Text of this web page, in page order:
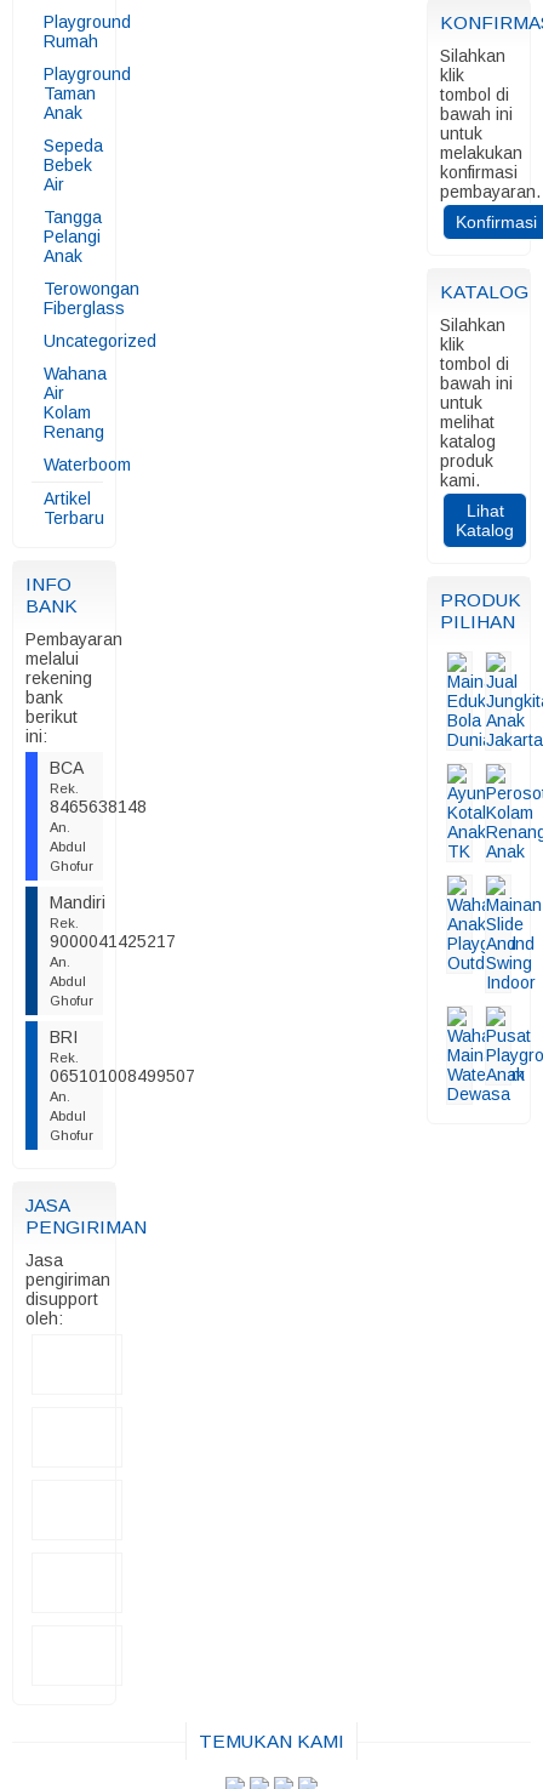
Playground
Rumah
Playground
Taman
Anak
Sepeda
Bebek
Air
Tangga
Pelangi
Anak
Terowongan
Fiberglass
Uncategorized
Wahana
Air
Kolam
Renang
Waterboom
Artikel
Terbaru
INFO
BANK
Pembayaran
melalui
rekening
bank
berikut
ini:
BCA
Rek.
8465638148
An.
Abdul
Ghofur
Mandiri
Rek.
9000041425217
An.
Abdul
Ghofur
BRI
Rek.
065101008499507
An.
Abdul
Ghofur
JASA
PENGIRIMAN
Jasa
pengiriman
disupport
oleh:
Silahkan
klik
tombol di
bawah ini
untuk
melakukan
konfirmasi
pembayaran.
Konfirmasi
KATALOG
Silahkan
klik
tombol di
bawah ini
untuk
melihat
katalog
produk
kami.
Lihat
Katalog
PRODUK
PILIHAN
TEMUKAN KAMI